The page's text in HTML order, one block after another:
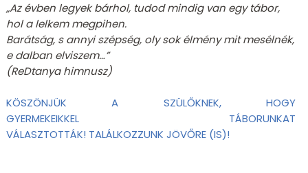
„Az évben legyek bárhol, tudod mindig van egy tábor,
hol a lelkem megpihen.
Barátság, s annyi szépség, oly sok élmény mit mesélnék,
e dalban elviszem…”
(ReDtanya himnusz)
KÖSZÖNJÜK A SZÜLŐKNEK, HOGY
GYERMEKEIKKEL TÁBORUNKAT
VÁLASZTOTTÁK! TALÁLKOZZUNK JÖVŐRE (IS)!